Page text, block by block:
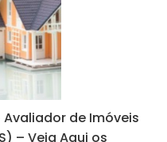
de Imóveis
– Veja Aqui os